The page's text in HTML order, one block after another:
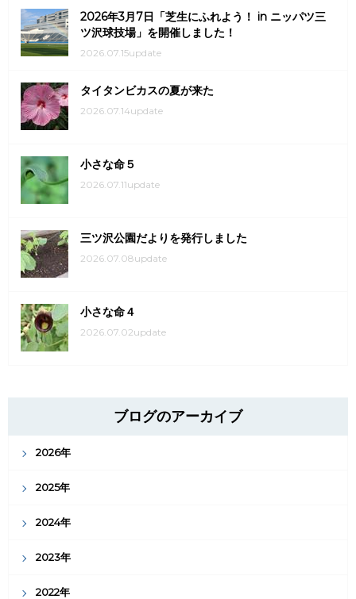
2026年3月7日「芝生にふれよう！ in ニッパツ三
ツ沢球技場」を開催しました！
2026.07.15update
タイタンビカスの夏が来た
2026.07.14update
小さな命５
2026.07.11update
三ツ沢公園だよりを発行しました
2026.07.08update
小さな命４
2026.07.02update
ブログのアーカイブ
2026年
2025年
2024年
2023年
2022年